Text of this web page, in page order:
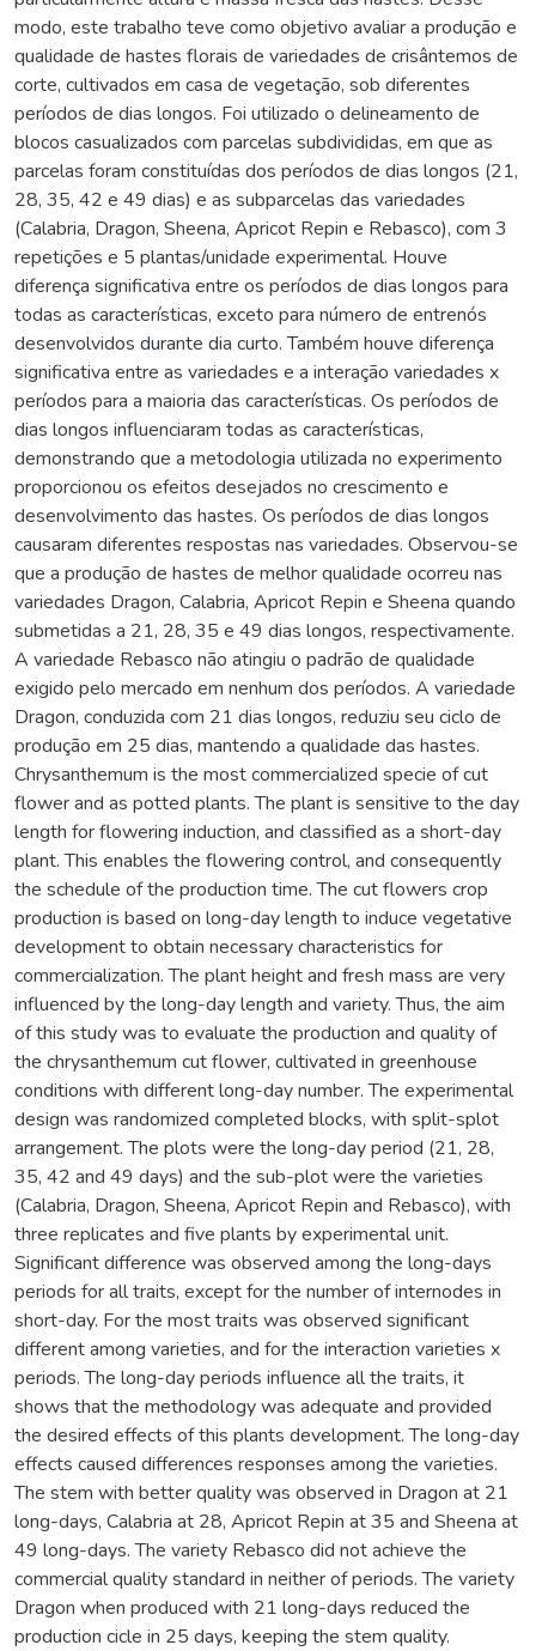
modo, este trabalho teve como objetivo avaliar a produção e
qualidade de hastes florais de variedades de crisântemos de
corte, cultivados em casa de vegetação, sob diferentes
períodos de dias longos. Foi utilizado o delineamento de
blocos casualizados com parcelas subdivididas, em que as
parcelas foram constituídas dos períodos de dias longos (21,
28, 35, 42 e 49 dias) e as subparcelas das variedades
(Calabria, Dragon, Sheena, Apricot Repin e Rebasco), com 3
repetições e 5 plantas/unidade experimental. Houve
diferença significativa entre os períodos de dias longos para
todas as características, exceto para número de entrenós
desenvolvidos durante dia curto. Também houve diferença
significativa entre as variedades e a interação variedades x
períodos para a maioria das características. Os períodos de
dias longos influenciaram todas as características,
demonstrando que a metodologia utilizada no experimento
proporcionou os efeitos desejados no crescimento e
desenvolvimento das hastes. Os períodos de dias longos
causaram diferentes respostas nas variedades. Observou-se
que a produção de hastes de melhor qualidade ocorreu nas
variedades Dragon, Calabria, Apricot Repin e Sheena quando
submetidas a 21, 28, 35 e 49 dias longos, respectivamente.
A variedade Rebasco não atingiu o padrão de qualidade
exigido pelo mercado em nenhum dos períodos. A variedade
Dragon, conduzida com 21 dias longos, reduziu seu ciclo de
produção em 25 dias, mantendo a qualidade das hastes.
Chrysanthemum is the most commercialized specie of cut
flower and as potted plants. The plant is sensitive to the day
length for flowering induction, and classified as a short-day
plant. This enables the flowering control, and consequently
the schedule of the production time. The cut flowers crop
production is based on long-day length to induce vegetative
development to obtain necessary characteristics for
commercialization. The plant height and fresh mass are very
influenced by the long-day length and variety. Thus, the aim
of this study was to evaluate the production and quality of
the chrysanthemum cut flower, cultivated in greenhouse
conditions with different long-day number. The experimental
design was randomized completed blocks, with split-splot
arrangement. The plots were the long-day period (21, 28,
35, 42 and 49 days) and the sub-plot were the varieties
(Calabria, Dragon, Sheena, Apricot Repin and Rebasco), with
three replicates and five plants by experimental unit.
Significant difference was observed among the long-days
periods for all traits, except for the number of internodes in
short-day. For the most traits was observed significant
different among varieties, and for the interaction varieties x
periods. The long-day periods influence all the traits, it
shows that the methodology was adequate and provided
the desired effects of this plants development. The long-day
effects caused differences responses among the varieties.
The stem with better quality was observed in Dragon at 21
long-days, Calabria at 28, Apricot Repin at 35 and Sheena at
49 long-days. The variety Rebasco did not achieve the
commercial quality standard in neither of periods. The variety
Dragon when produced with 21 long-days reduced the
production cicle in 25 days, keeping the stem quality.